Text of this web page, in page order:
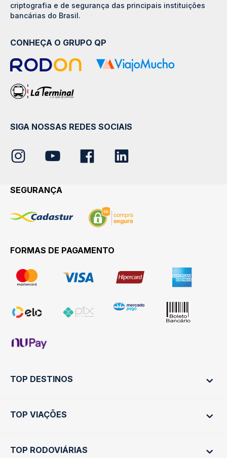
criptografia e de segurança das principais instituições
bancárias do Brasil.
CONHEÇA O GRUPO QP
SIGA NOSSAS REDES SOCIAIS
SEGURANÇA
FORMAS DE PAGAMENTO
TOP DESTINOS
Ônibus Rio de Janeiro
Ônibus São Paulo
TOP VIAÇÕES
Passagens Cometa
TOP RODOVIÁRIAS